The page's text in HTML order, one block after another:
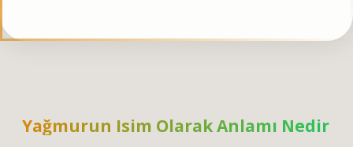
Yağmurun Isim Olarak Anlamı Nedir